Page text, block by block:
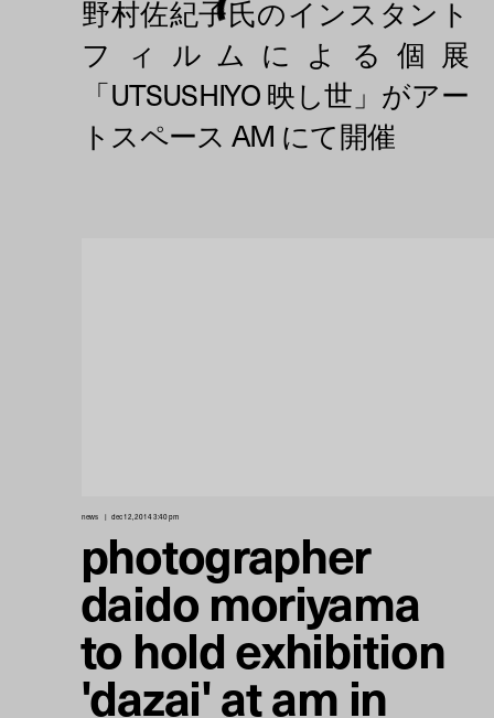
news dec 12, 2014 3:40 pm
photographer
daido moriyama
to hold exhibition
'dazai' at am in